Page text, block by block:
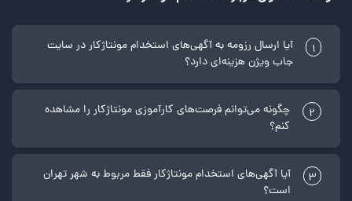
1
آیا ارسال رزومه به آگهی‌های استخدام مونتاژکار در سایت
جاب ویژن هزینه‌ای دارد؟
2
چگونه می‌توانم فرصت‌های کارآموزی مونتاژکار را مشاهده
کنم؟
3
آیا آگهی‌های استخدام مونتاژکار فقط مربوط به شهر تهران
است؟